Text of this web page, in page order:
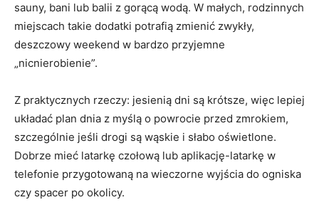
sauny, bani lub balii z gorącą wodą. W małych, rodzinnych
miejscach takie dodatki potrafią zmienić zwykły,
deszczowy weekend w bardzo przyjemne
„nicnierobienie”.
Z praktycznych rzeczy: jesienią dni są krótsze, więc lepiej
układać plan dnia z myślą o powrocie przed zmrokiem,
szczególnie jeśli drogi są wąskie i słabo oświetlone.
Dobrze mieć latarkę czołową lub aplikację-latarkę w
telefonie przygotowaną na wieczorne wyjścia do ogniska
czy spacer po okolicy.